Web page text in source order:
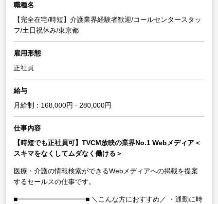
職種名
【完全在宅/時短】介護業界経験者歓迎/コールセンタースタッ
フ/土日祝休み/東京都
雇用形態
正社員
給与
月給制：168,000円 - 280,000円
仕事内容
【時短でも正社員可】TVCM放映の業界No.1 Webメディア＜
スキマをなくしてムダなく働ける＞
医療・介護の情報検索ができるWebメディアへの掲載を提案
するセールスの仕事です。
■━━━━━━━━━━■ ＼こんな方におすすめ／
・通勤に時